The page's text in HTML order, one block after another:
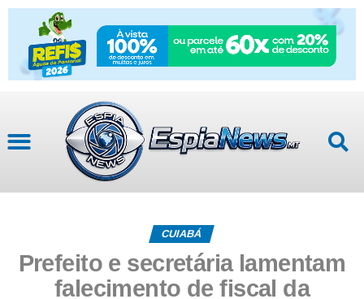
CUIABÁ
Prefeito e secretária lamentam
falecimento de fiscal da